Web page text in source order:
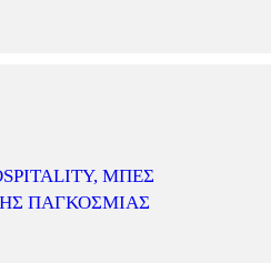
ΜΠΕΣ
ΠΑΓΚΌΣΜΙΑΣ